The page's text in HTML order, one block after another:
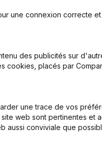
Personne Morale,
est l'identifiant PEPPOL
une connexion correcte
des publicités sur
cookies, placés par
une trace de vos
web sont pertinentes et
aussi conviviale que